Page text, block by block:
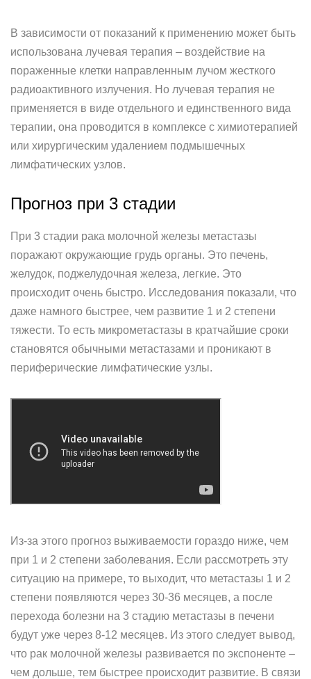
В зависимости от показаний к применению может быть
использована лучевая терапия – воздействие на
пораженные клетки направленным лучом жесткого
радиоактивного излучения. Но лучевая терапия не
применяется в виде отдельного и единственного вида
терапии, она проводится в комплексе с химиотерапией
или хирургическим удалением подмышечных
лимфатических узлов.
Прогноз при 3 стадии
При 3 стадии рака молочной железы метастазы
поражают окружающие грудь органы. Это печень,
желудок, поджелудочная железа, легкие. Это
происходит очень быстро. Исследования показали, что
даже намного быстрее, чем развитие 1 и 2 степени
тяжести. То есть микрометастазы в кратчайшие сроки
становятся обычными метастазами и проникают в
периферические лимфатические узлы.
Из-за этого прогноз выживаемости гораздо ниже, чем
при 1 и 2 степени заболевания. Если рассмотреть эту
ситуацию на примере, то выходит, что метастазы 1 и 2
степени появляются через 30-36 месяцев, а после
перехода болезни на 3 стадию метастазы в печени
будут уже через 8-12 месяцев. Из этого следует вывод,
что рак молочной железы развивается по экспоненте –
чем дольше, тем быстрее происходит развитие. В связи